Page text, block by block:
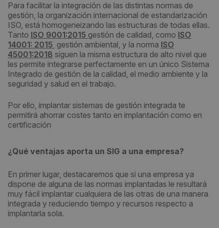
Para facilitar la integración de las distintas normas de
gestión, la organización internacional de estandarización
ISO, está homogeneizando las estructuras de todas ellas.
Tanto ISO 9001:2015 gestión de calidad, como ISO
14001: 2015 gestión ambiental, y la norma ISO
45001:2018 siguen la misma estructura de alto nivel que
les permite integrarse perfectamente en un único Sistema
Integrado de gestión de la calidad, el medio ambiente y la
seguridad y salud en el trabajo.
Por ello, implantar sistemas de gestión integrada te
permitirá ahorrar costes tanto en implantación como en
certificación
¿Qué ventajas aporta un SIG a una empresa?
En primer lugar, destacaremos que si una empresa ya
dispone de alguna de las normas implantadas le resultará
muy fácil implantar cualquiera de las otras de una manera
integrada y reduciendo tiempo y recursos respecto a
implantarla sola.